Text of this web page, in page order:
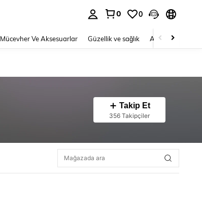
0 0
Mücevher Ve Aksesuarlar Güzellik ve sağlık Ayakkabı
Takip Et
356 Takipçiler